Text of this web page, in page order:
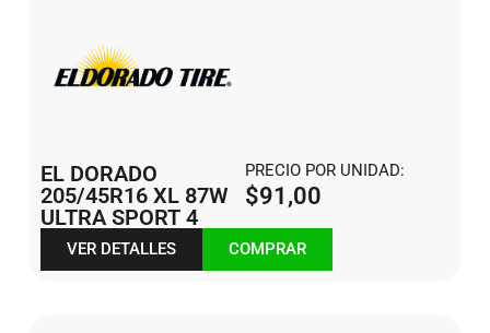
EL DORADO
205/45R16 XL 87W
ULTRA SPORT 4
PRECIO POR UNIDAD:
$91,00
VER DETALLES COMPRAR